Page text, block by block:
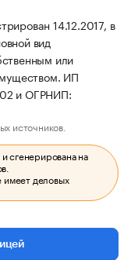
14.12.2017, в
вид
или
ИП
и ОГРНИП:
источников.
сгенерирована на
имеет деловых